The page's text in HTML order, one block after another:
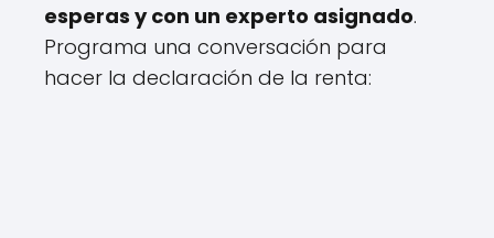
esperas y con un experto asignado.
Programa una conversación para
hacer la declaración de la renta: